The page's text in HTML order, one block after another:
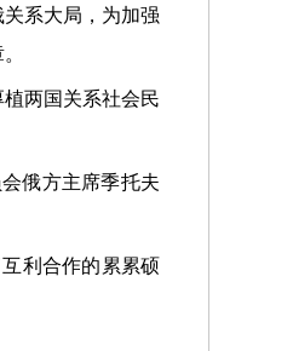
系大局，为加强
两国关系社会民
俄方主席季托夫
利合作的累累硕